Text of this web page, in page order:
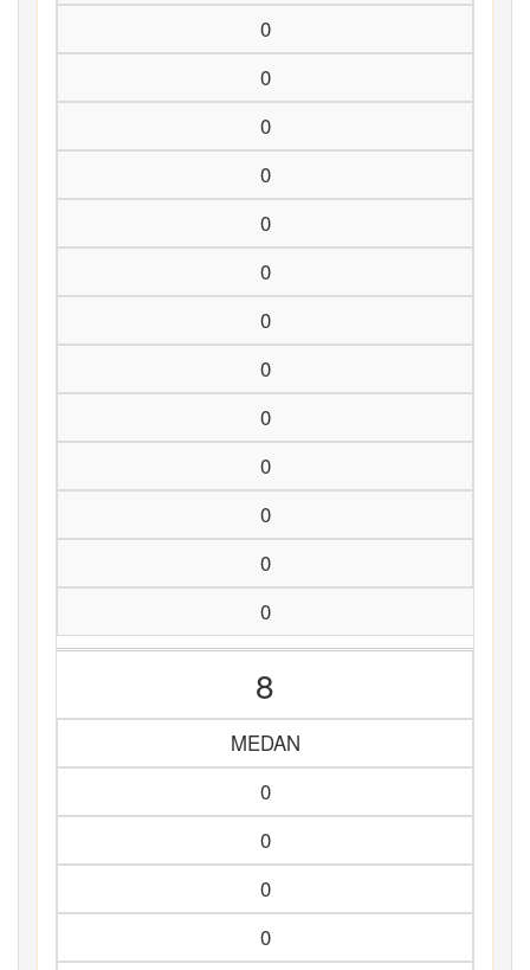
0
0
0
0
0
0
0
0
0
0
0
0
0
8
MEDAN
0
0
0
0